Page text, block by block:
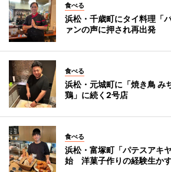
食べる
浜松・千歳町にタイ料理「
ァンの声に押され再出発
食べる
浜松・元城町に「焼き鳥
鶏」に続く2号店
食べる
浜松・富塚町「パテスアキ
始 洋菓子作りの経験生か